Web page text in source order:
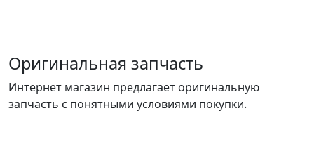
Оригинальная запчасть
Интернет магазин предлагает оригинальную
запчасть с понятными условиями покупки.